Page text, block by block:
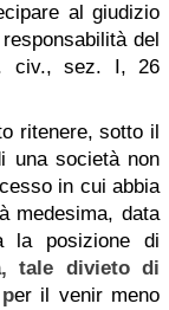
al giudizio
del
civ., sez. I, 26
ritenere, sotto il
una società non
in cui abbia
medesima, data
la posizione di
tale divieto di
er il venir meno